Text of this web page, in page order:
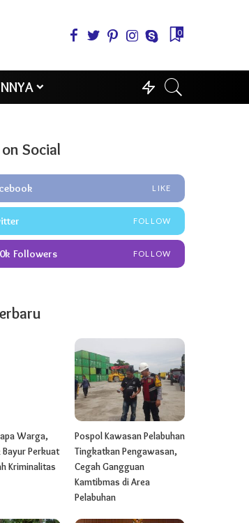
0
Social
LIKE
FOLLOW
Followers FOLLOW
Warga,
Bayur Perkuat
Kriminalitas
Pospol Kawasan Pelabuhan
Tingkatkan Pengawasan,
Cegah Gangguan
Kamtibmas di Area
Pelabuhan